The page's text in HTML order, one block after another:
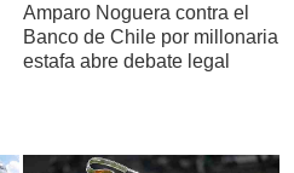
Amparo Noguera contra el
Banco de Chile por millonaria
estafa abre debate legal